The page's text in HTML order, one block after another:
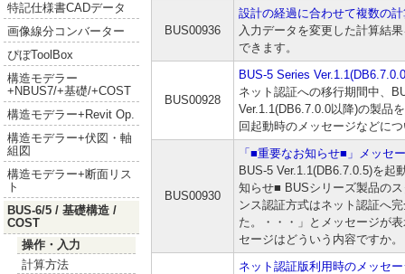
特記仕様書CADデータ
画像線分コンバーター
ぴぼToolBox
構造モデラー
+NBUS7/+基礎/+COST
構造モデラー+Revit Op.
構造モデラー+伏図・軸
組図
構造モデラー+断面リス
ト
BUS-6/5 / 基礎構造 /
COST
操作・入力
計算方法
BUS00936
設計の経過に合わせて複数の
入力データを変更した計算結
できます。
BUS00928
BUS-5 Series
ネット認証への移行期間中、
Ver.1.1(DB6.7.0.0以降)の製品
回起動時のメッセージなどに
BUS00930
「■重要なお知らせ■」メッセ
BUS-5 Ver.1.1(DB6.7.0.5)を起
知らせ■ BUSシリーズ製品の
ンス認証方式はネット認証へ
た。・・・」とメッセージが
セージはどういう内容ですか。
ネット認証版利用時のメッセ